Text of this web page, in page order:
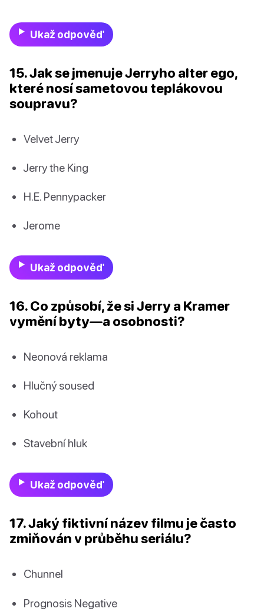
Ukaž odpověď
15. Jak se jmenuje Jerryho alter ego,
které nosí sametovou teplákovou
soupravu?
Velvet Jerry
Jerry the King
H.E. Pennypacker
Jerome
Ukaž odpověď
16. Co způsobí, že si Jerry a Kramer
vymění byty—a osobnosti?
Neonová reklama
Hlučný soused
Kohout
Stavební hluk
Ukaž odpověď
17. Jaký fiktivní název filmu je často
zmiňován v průběhu seriálu?
Chunnel
Prognosis Negative